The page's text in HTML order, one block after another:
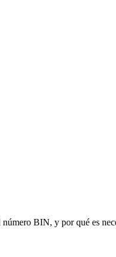
BIN, y por qué es